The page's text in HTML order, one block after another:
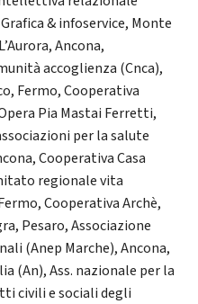
& infoservice, Monte
Ancona,
accoglienza (Cnca),
Fermo, Cooperativa
Pia Mastai Ferretti,
per la salute
Cooperativa Casa
regionale vita
Cooperativa Archè,
Pesaro, Associazione
(Anep Marche), Ancona,
(An), Ass. nazionale per la
civili e sociali degli